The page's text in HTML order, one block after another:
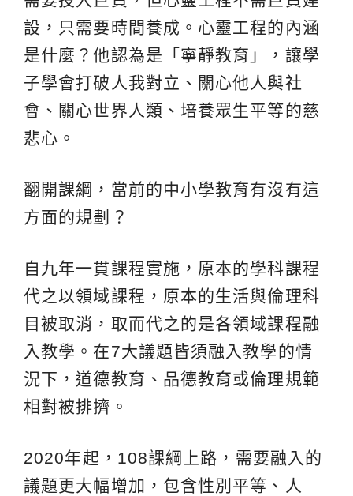
設，只需要時間養成。心靈工程的內涵
是什麼？他認為是「寧靜教育」，讓學
子學會打破人我對立、關心他人與社
會、關心世界人類、培養眾生平等的慈
悲心。
翻開課綱，當前的中小學教育有沒有這
方面的規劃？
自九年一貫課程實施，原本的學科課程
代之以領域課程，原本的生活與倫理科
目被取消，取而代之的是各領域課程融
入教學。在7大議題皆須融入教學的情
況下，道德教育、品德教育或倫理規範
相對被排擠。
2020年起，108課綱上路，需要融入的
議題更大幅增加，包含性別平等、人